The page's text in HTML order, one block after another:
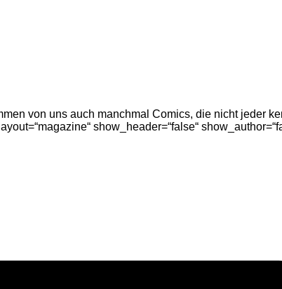
von uns auch manchmal Comics, die nicht jeder
show_header=“false“